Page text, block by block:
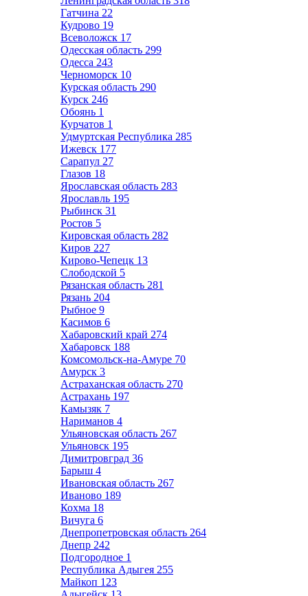
Гатчина 22
Кудрово 19
Всеволожск 17
Одесская область 299
Одесса 243
Черноморск 10
Курская область 290
Курск 246
Обоянь 1
Курчатов 1
Удмуртская Республика 285
Ижевск 177
Сарапул 27
Глазов 18
Ярославская область 283
Ярославль 195
Рыбинск 31
Ростов 5
Кировская область 282
Киров 227
Кирово-Чепецк 13
Слободской 5
Рязанская область 281
Рязань 204
Рыбное 9
Касимов 6
Хабаровский край 274
Хабаровск 188
Комсомольск-на-Амуре 70
Амурск 3
Астраханская область 270
Астрахань 197
Камызяк 7
Нариманов 4
Ульяновская область 267
Ульяновск 195
Димитровград 36
Барыш 4
Ивановская область 267
Иваново 189
Кохма 18
Вичуга 6
Днепропетровская область 264
Днепр 242
Подгородное 1
Республика Адыгея 255
Майкоп 123